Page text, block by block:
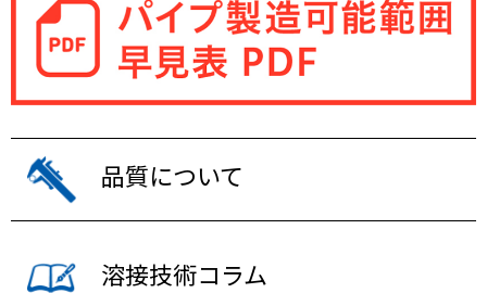
品質について
溶接技術コラム